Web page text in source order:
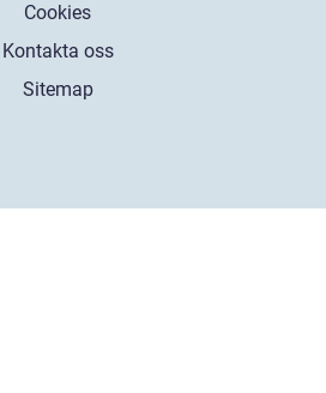
Cookies
Kontakta oss
Sitemap